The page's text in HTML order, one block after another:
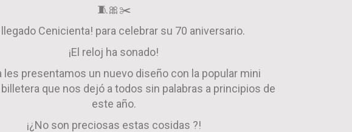
🧵🎀✂️
llegado Cenicienta! para celebrar su 70 aniversario.
¡El reloj ha sonado!
les presentamos un nuevo diseño con la popular mini
que nos dejó a todos sin palabras a principios de
este año.
¡¿No son preciosas estas cosidas ?!